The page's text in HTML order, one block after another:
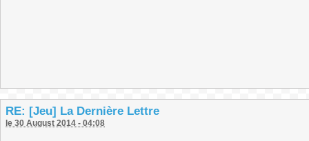
RE: [Jeu] La Dernière Lettre
le 30 August 2014 - 04:08